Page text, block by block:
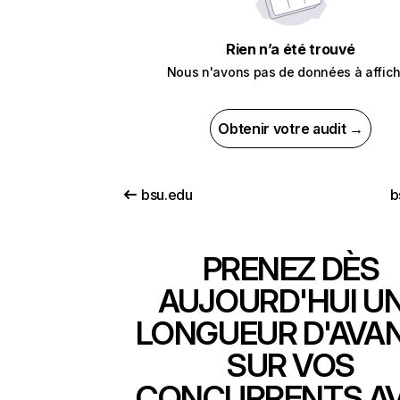
Rien n’a été trouvé
Nous n'avons pas de données à
Obtenir votre audit →
bsu.edu
PRENEZ DÈS
AUJOURD'HUI
LONGUEUR
SUR VOS